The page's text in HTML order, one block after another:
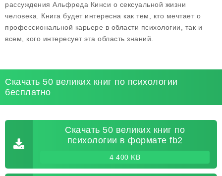
рассуждения Альфреда Кинси о сексуальной жизни
человека. Книга будет интересна как тем, кто мечтает о
профессиональной карьере в области психологии, так и
всем, кого интересует эта область знаний.
Скачать 50 великих книг по психологии
бесплатно
Скачать 50 великих книг по
психологии в формате fb2
4 400 KB